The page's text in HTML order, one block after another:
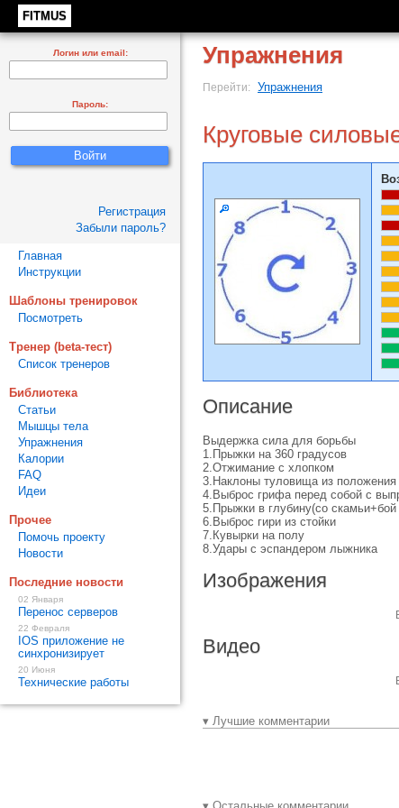
FITMUS
Упражнения
Перейти: Упражнения
Круговые
Описание
Выдержка сила для борьбы
1.Прыжки на 360 градусов
2.Отжимание с хлопком
3.Наклоны туловища из
4.Выброс грифа перед собой с
5.Прыжки в глубину(со
6.Выброс гири из стойки
7.Кувырки на полу
8.Удары с эспандером лыжника
Изображения
Видео
▾ Лучшие комментарии
Логин или email:
Пароль:
Регистрация
Забыли пароль?
Главная
Инструкции
Шаблоны тренировок
Посмотреть
Тренер (beta-тест)
Список тренеров
Библиотека
Статьи
Мышцы тела
Упражнения
Калории
FAQ
Идеи
Прочее
Помочь проекту
Новости
Последние новости
02 Января
Перенос серверов
22 Февраля
IOS приложение не
синхронизирует
20 Июня
Технические работы